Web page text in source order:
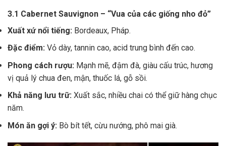
3.1 Cabernet Sauvignon – “Vua của các giống nho đỏ”
Xuất xứ nổi tiếng: Bordeaux, Pháp.
Đặc điểm: Vỏ dày, tannin cao, acid trung bình đến cao.
Phong cách rượu: Mạnh mẽ, đậm đà, giàu cấu trúc, hương
vị quả lý chua đen, mận, thuốc lá, gỗ sồi.
Khả năng lưu trữ: Xuất sắc, nhiều chai có thể giữ hàng chục
năm.
Món ăn gợi ý: Bò bít tết, cừu nướng, phô mai già.